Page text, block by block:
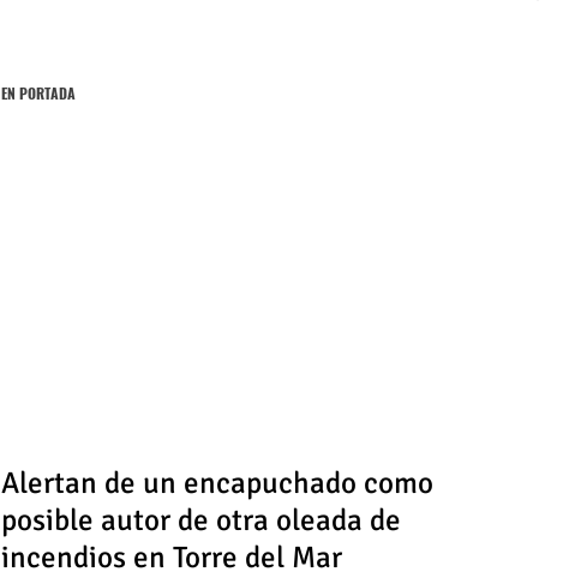
EN PORTADA
Alertan de un encapuchado como
posible autor de otra oleada de
incendios en Torre del Mar